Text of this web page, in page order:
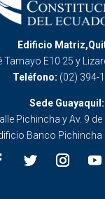
Edificio
Tamayo E10 25 y
Teléfono: (02) 394-
Sede Guayaquil:
Pichincha y Av. 9 de
Banco Pichincha